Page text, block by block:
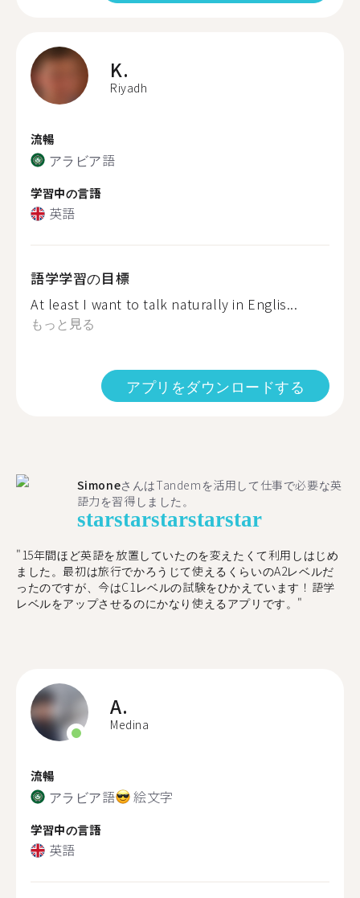
K.
Riyadh
流暢
アラビア語
学習中の言語
英語
語学学習の目標
At least I want to talk naturally in Englis...
もっと見る
アプリをダウンロードする
SimoneさんはTandemを活用して仕事で必要な英
語力を習得しました。
starstarstarstarstar
"15年間ほど英語を放置していたのを変えたくて利用しはじめ
ました。最初は旅行でかろうじて使えるくらいのA2レベルだ
ったのですが、今はC1レベルの試験をひかえています！語学
レベルをアップさせるのにかなり使えるアプリです。"
A.
Medina
流暢
アラビア語 絵文字
学習中の言語
英語